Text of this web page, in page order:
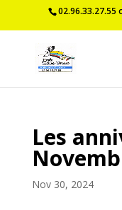
02.96.33.27.55
Les
Nov 30, 2024